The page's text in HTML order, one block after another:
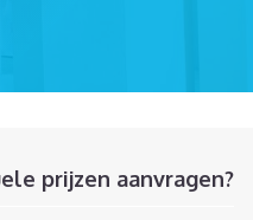
prijzen aanvragen?